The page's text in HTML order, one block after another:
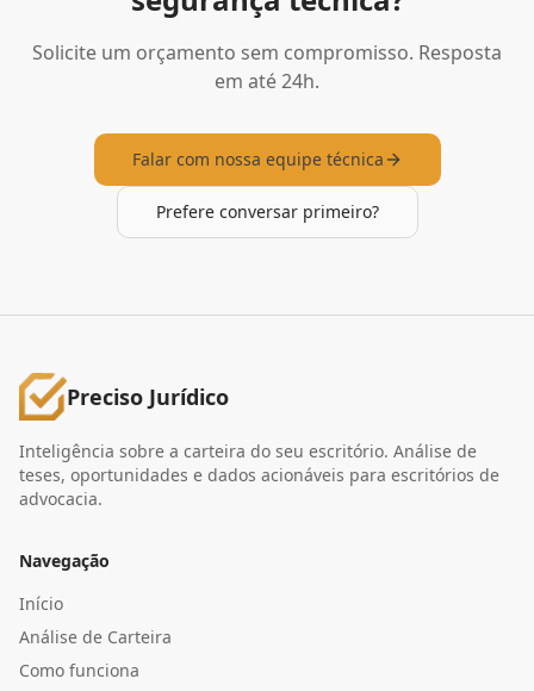
Solicite um orçamento sem compromisso. Resposta
em até 24h.
Falar com nossa equipe técnica
Prefere conversar primeiro?
Preciso Jurídico
Inteligência sobre a carteira do seu escritório. Análise de
teses, oportunidades e dados acionáveis para escritórios de
advocacia.
Navegação
Início
Análise de Carteira
Como funciona